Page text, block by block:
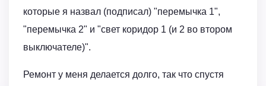
которые я назвал (подписал) "перемычка 1",
"перемычка 2" и "свет коридор 1 (и 2 во втором
выключателе)".
Ремонт у меня делается долго, так что спустя